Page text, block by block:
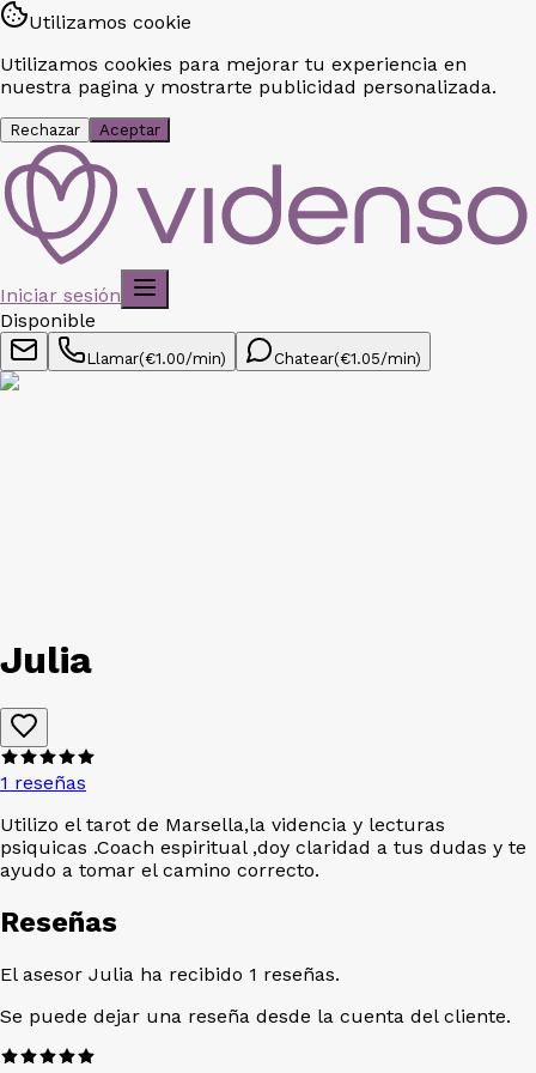
Utilizamos cookie
Utilizamos cookies para mejorar tu experiencia en
nuestra pagina y mostrarte publicidad personalizada.
Rechazar Aceptar
Iniciar sesión
Disponible
Llamar(€1.00/min) Chatear(€1.05/min)
Julia
1 reseñas
Utilizo el tarot de Marsella,la videncia y lecturas
psiquicas .Coach espiritual ,doy claridad a tus dudas y te
ayudo a tomar el camino correcto.
Reseñas
El asesor Julia ha recibido 1 reseñas.
Se puede dejar una reseña desde la cuenta del cliente.